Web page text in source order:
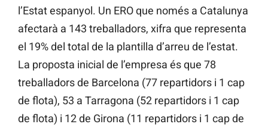
l’Estat espanyol. Un ERO que només a Catalunya
afectarà a 143 treballadors, xifra que representa
el 19% del total de la plantilla d’arreu de l’estat.
La proposta inicial de l’empresa és que 78
treballadors de Barcelona (77 repartidors i 1 cap
de flota), 53 a Tarragona (52 repartidors i 1 cap
de flota) i 12 de Girona (11 repartidors i 1 cap de